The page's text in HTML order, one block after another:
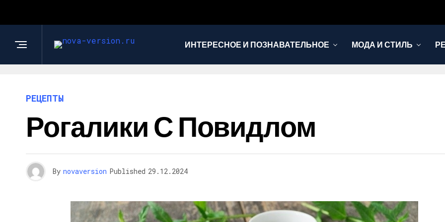
ИНТЕРЕСНОЕ И ПОЗНАВАТЕЛЬНОЕ МОДА И СТИЛЬ
РЕЦЕПТЫ
Рогалики С Повидлом
By novaversion Published 29.12.2024